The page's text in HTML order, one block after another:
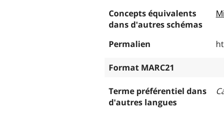
Concepts équivalents
dans d'autres schémas
Permalien
Format MARC21
Terme préférentiel dans
d'autres langues